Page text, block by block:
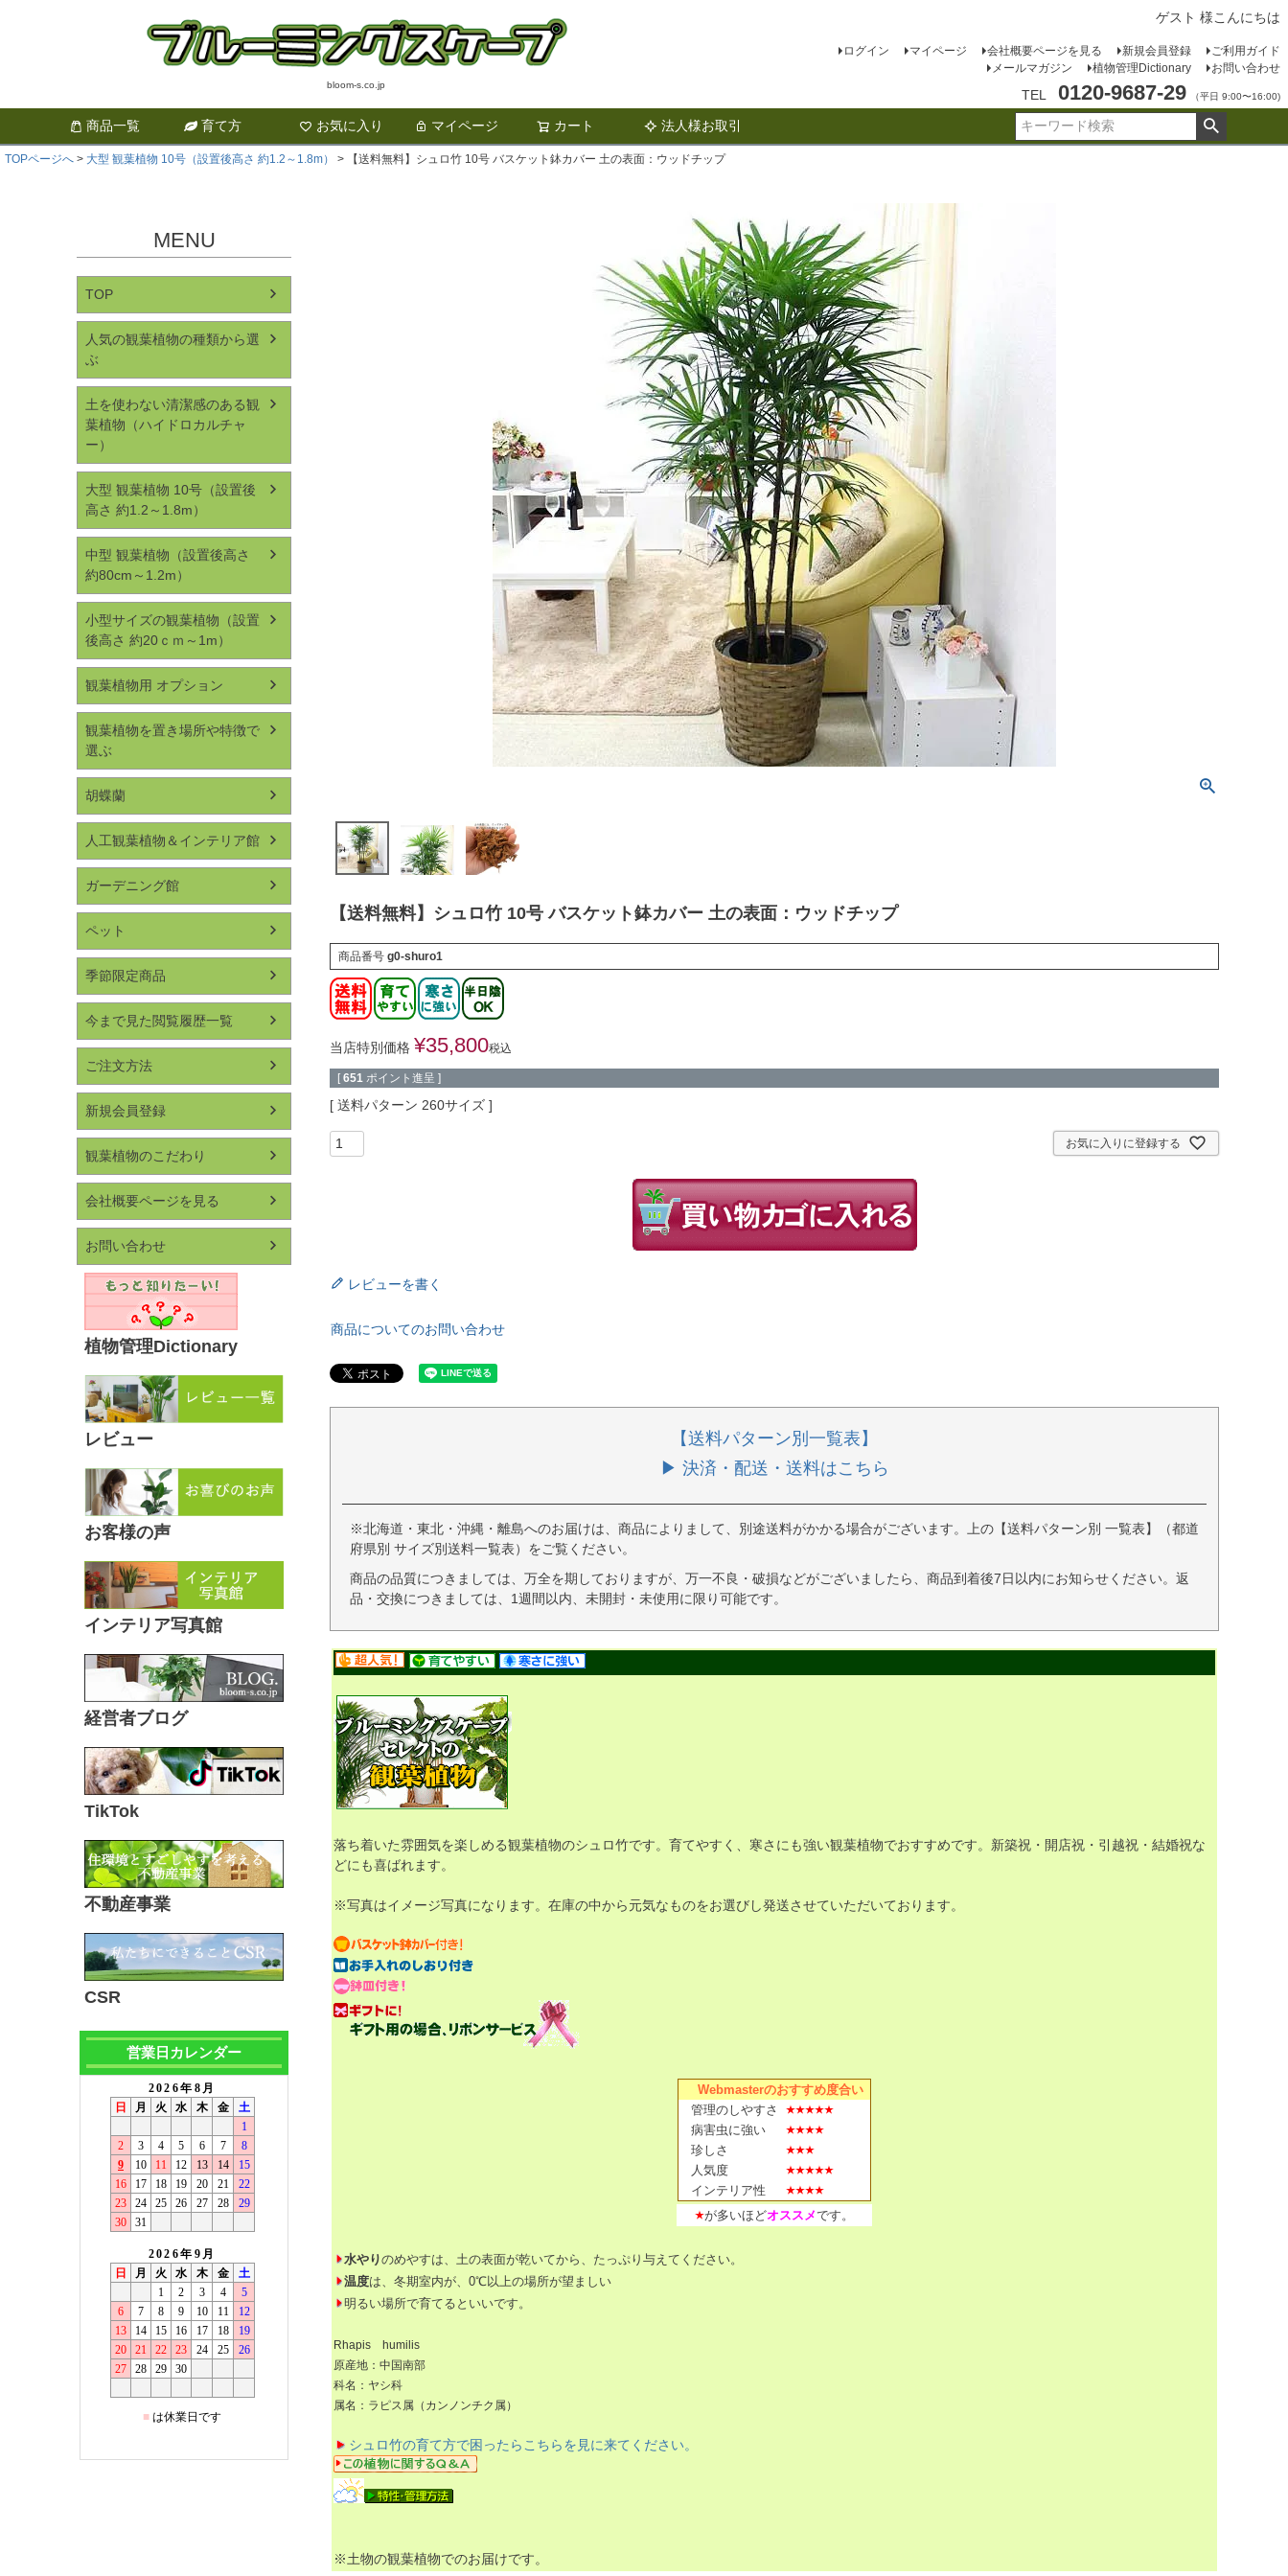
bloom-s.co.jp
ゲスト 様こんにちは
ログイン マイページ 会社概要ページを見る 新規会員登録
ご利用ガイド
メールマガジン
植物管理Dictionary お問い合わせ
TEL 0120-9687-29 （平日 9:00〜16:00)
商品一覧 育て方 お気に入り マイページ カート 法人様お取引
検索
TOPページへ 大型 観葉植物 10号（設置後高さ 約1.2～1.8m） 【送料無料】シュロ竹 10号 バスケット鉢カバー 土の表面：ウッドチップ
MENU
TOP
人気の観葉植物の種類から選
ぶ
土を使わない清潔感のある観
葉植物（ハイドロカルチャ
ー）
大型 観葉植物 10号（設置後
高さ 約1.2～1.8m）
中型 観葉植物（設置後高さ
約80cm～1.2m）
小型サイズの観葉植物（設置
後高さ 約20ｃｍ～1m）
観葉植物用 オプション
観葉植物を置き場所や特徴で
選ぶ
胡蝶蘭
人工観葉植物＆インテリア館
ガーデニング館
ペット
季節限定商品
今まで見た閲覧履歴一覧
ご注文方法
新規会員登録
観葉植物のこだわり
会社概要ページを見る
お問い合わせ
植物管理Dictionary
レビュー
お客様の声
インテリア写真館
経営者ブログ
TikTok
不動産事業
CSR
営業日カレンダー
【送料無料】シュロ竹 10号 バスケット鉢カバー 土の表面：ウッドチップ
商品番号 g0-shuro1
当店特別価格 ¥35,800税込
[ 651 ポイント進呈 ]
送料パターン 260サイズ
お気に入りに登録する
レビューを書く
商品についてのお問い合わせ
【送料パターン別一覧表】
▶ 決済・配送・送料はこちら
※北海道・東北・沖縄・離島へのお届けは、商品によりまして、別途送料がかかる場合がございます。上の【送料パターン別 一覧表】（都道
府県別 サイズ別送料一覧表）をご覧ください。
商品の品質につきましては、万全を期しておりますが、万一不良・破損などがございましたら、商品到着後7日以内にお知らせください。返
品・交換につきましては、1週間以内、未開封・未使用に限り可能です。
落ち着いた雰囲気を楽しめる観葉植物のシュロ竹です。育てやすく、寒さにも強い観葉植物でおすすめです。新築祝・開店祝・引越祝・結婚祝な
どにも喜ばれます。
※写真はイメージ写真になります。在庫の中から元気なものをお選びし発送させていただいております。
Webmasterのおすすめ度合い
管理のしやすさ
病害虫に強い
珍しさ
人気度
インテリア性
が多いほどオススメです。
水やりのめやすは、土の表面が乾いてから、たっぷり与えてください。
温度は、冬期室内が、0℃以上の場所が望ましい
明るい場所で育てるといいです。
Rhapis humilis
原産地：中国南部
科名：ヤシ科
属名：ラピス属（カンノンチク属）
シュロ竹の育て方で困ったらこちらを見に来てください。
※土物の観葉植物でのお届けです。